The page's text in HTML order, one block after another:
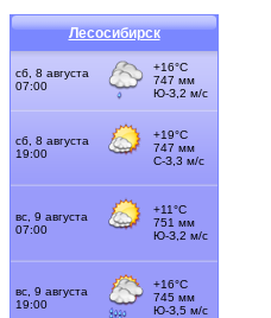
Лесосибирск